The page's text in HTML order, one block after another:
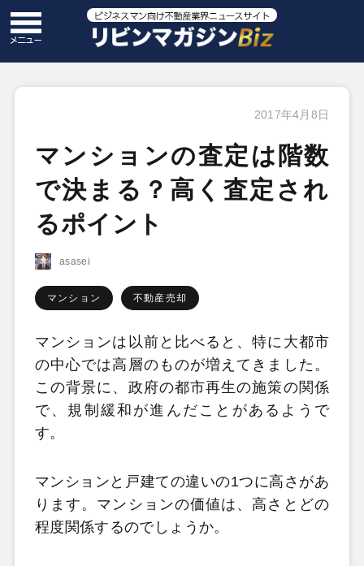
2017年4月8日
マンションの査定は階数
で決まる？高く査定され
るポイント
asasei
マンション 不動産売却
マンションは以前と比べると、特に大都市
の中心では高層のものが増えてきました。
この背景に、政府の都市再生の施策の関係
で、規制緩和が進んだことがあるようで
す。
マンションと戸建ての違いの1つに高さがあ
ります。マンションの価値は、高さとどの
程度関係するのでしょうか。